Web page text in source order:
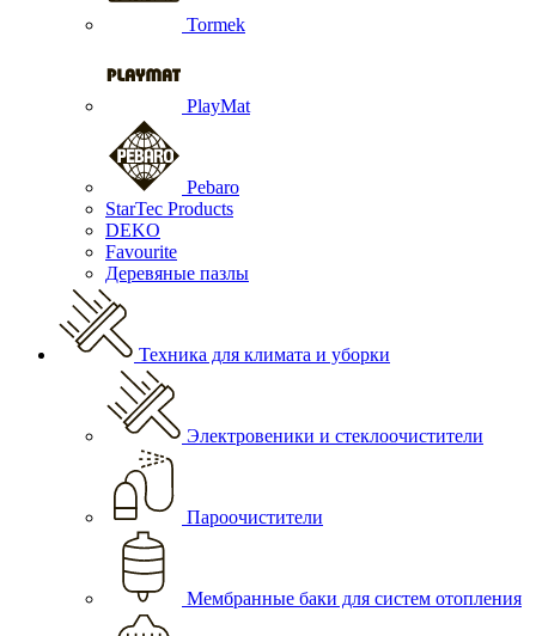
Tormek
PlayMat
Pebaro
StarTec Products
DEKO
Favourite
Деревяные пазлы
Техника для климата и уборки
Электровеники и стеклоочистители
Пароочистители
Мембранные баки для систем отопления